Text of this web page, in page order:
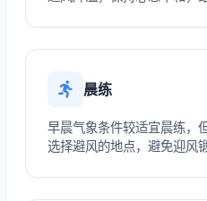
晨练
早晨气象条件较适宜晨练，
选择避风的地点，避免迎风锻